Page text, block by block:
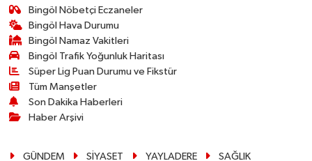
Bingöl Nöbetçi Eczaneler
Bingöl Hava Durumu
Bingöl Namaz Vakitleri
Bingöl Trafik Yoğunluk Haritası
Süper Lig Puan Durumu ve Fikstür
Tüm Manşetler
Son Dakika Haberleri
Haber Arşivi
GÜNDEM SİYASET YAYLADERE SAĞLIK